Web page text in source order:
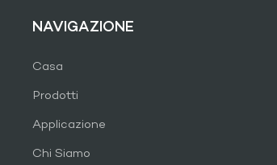
NAVIGAZIONE
Casa
Prodotti
Applicazione
Chi Siamo